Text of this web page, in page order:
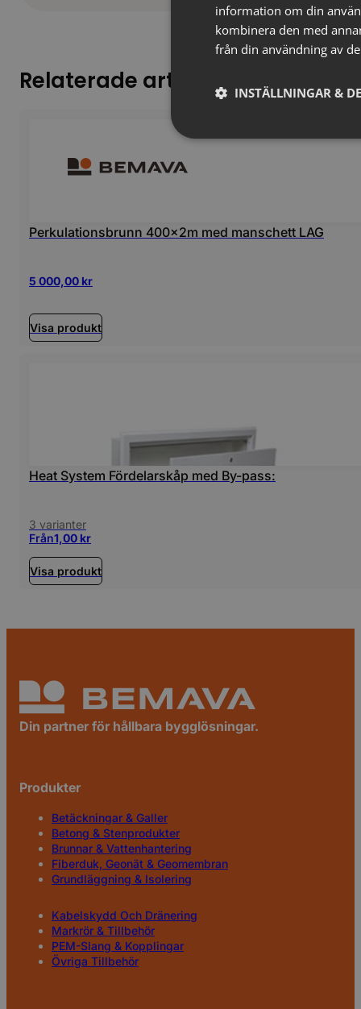
Relaterade artiklar
Perkulationsbrunn 400x2m med manschett LAG
5 000,00 kr
Visa produkt
Heat System Fördelarskåp med By-pass:
3 varianter
Från1,00 kr
Visa produkt
Din partner för hållbara bygglösningar.
Produkter
Betäckningar & Galler
Betong & Stenprodukter
Brunnar & Vattenhantering
Fiberduk, Geonät & Geomembran
Grundläggning & Isolering
Kabelskydd Och Dränering
Markrör & Tillbehör
PEM-Slang & Kopplingar
Övriga Tillbehör
information om din
kombinera den med
från din användning av
INSTÄLLNINGAR &